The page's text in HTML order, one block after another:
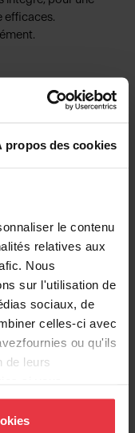
propos des cookies
le contenu
relatives aux
Nous
sur l'utilisation de
sociaux, de
celles-ci avec
ou qu'ils
de leurs
efficaces.
7612985986861
Fragranite